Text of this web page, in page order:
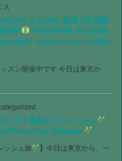
ス
& CLUB, 那須 8月期間
催中
MOTENNIS ACADEM
private lessons now availabl
スン開催中です 今日は東京か
ルフ！最高にリフレッシュ
Refreshing Getaway
ッシュ旅
】今日は東京から、一